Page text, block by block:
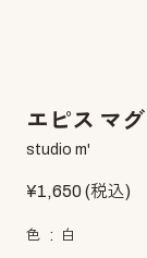
エピス マグ
studio m'
¥1,650(税込)
色 白